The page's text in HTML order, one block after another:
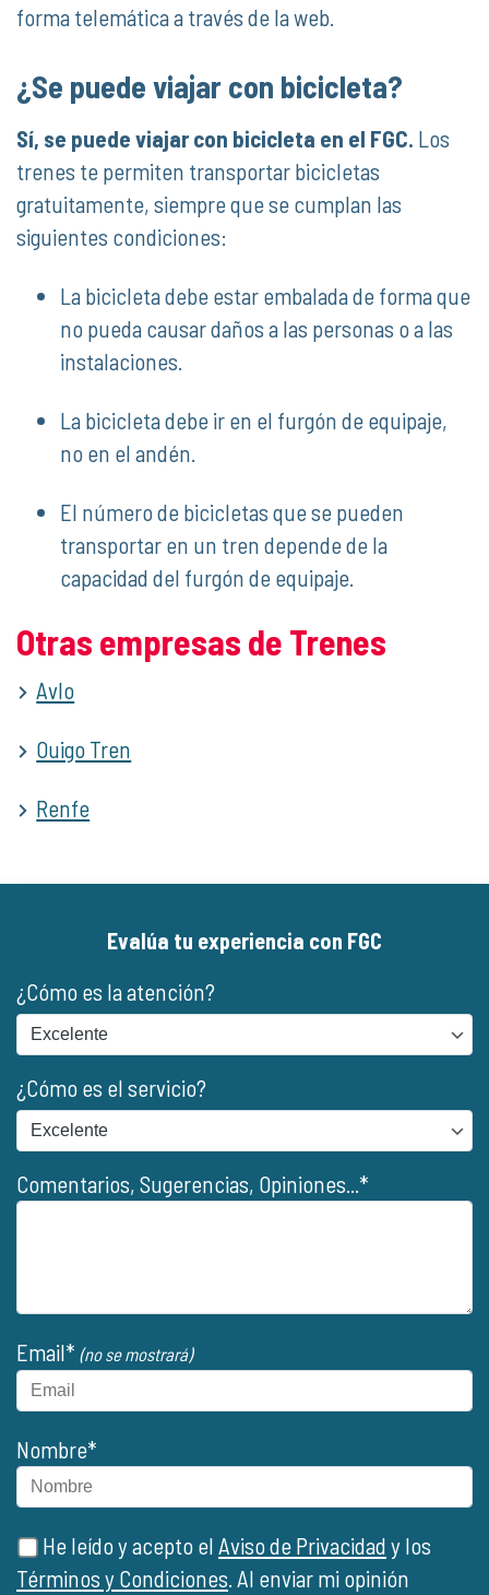
forma telemática a través de la web.
¿Se puede viajar con bicicleta?
Sí, se puede viajar con bicicleta en el FGC. Los
trenes te permiten transportar bicicletas
gratuitamente, siempre que se cumplan las
siguientes condiciones:
La bicicleta debe estar embalada de forma que
no pueda causar daños a las personas o a las
instalaciones.
La bicicleta debe ir en el furgón de equipaje,
no en el andén.
El número de bicicletas que se pueden
transportar en un tren depende de la
capacidad del furgón de equipaje.
Otras empresas de Trenes
Avlo
Ouigo Tren
Renfe
Evalúa tu experiencia con FGC
¿Cómo es la atención?
¿Cómo es el servicio?
Comentarios, Sugerencias, Opiniones...*
Email* (no se mostrará)
Nombre*
He leído y acepto el Aviso de Privacidad y los
Términos y Condiciones . Al enviar mi opinión